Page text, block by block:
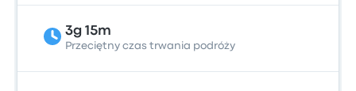
3g 15m
Przeciętny czas trwania podróży